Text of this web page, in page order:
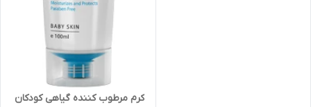
کرم مرطوب کننده گیاهی کودکان